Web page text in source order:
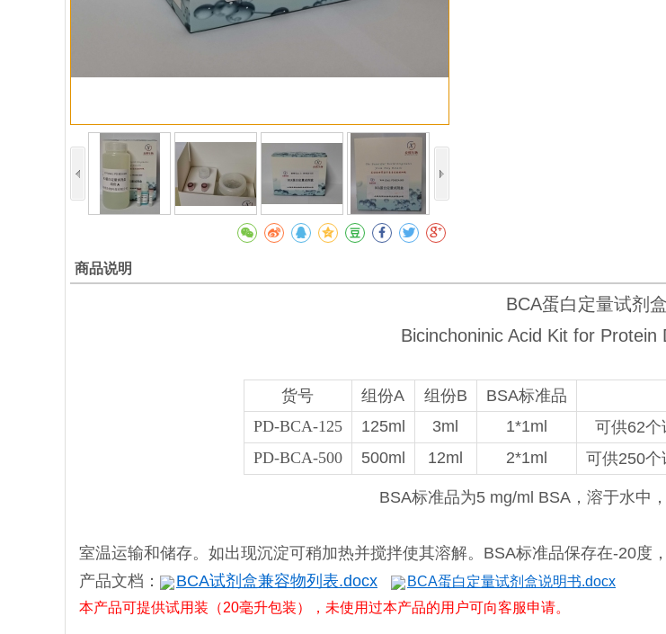
商品说明
BCA蛋白定量试剂盒
Bicinchoninic Acid Kit for Protein
货号 组份A 组份B BSA标准品
PD-BCA-125
125ml 3ml 1*1ml 可供62个
PD-BCA-500
500ml 12ml 2*1ml 可供250个
BSA标准品为5 mg/ml BSA，溶于水中
室温运输和储存。如出现沉淀可稍加热并搅拌使其溶解。BSA标准品保存在-20度
产品文档：
BCA试剂盒兼容物列表.docx
BCA蛋白定量试剂盒说明书.docx
本产品可提供试用装（20毫升包装），未使用过本产品的用户可向客服申请。